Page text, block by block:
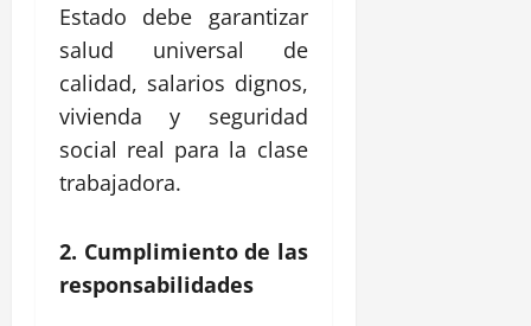
Estado debe garantizar
salud universal de
calidad, salarios dignos,
vivienda y seguridad
social real para la clase
trabajadora.
2. Cumplimiento de las
responsabilidades